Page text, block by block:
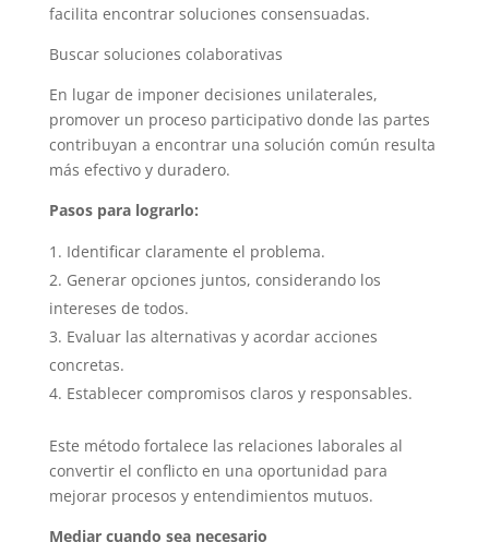
facilita encontrar soluciones consensuadas.
Buscar soluciones colaborativas
En lugar de imponer decisiones unilaterales,
promover un proceso participativo donde las partes
contribuyan a encontrar una solución común resulta
más efectivo y duradero.
Pasos para lograrlo:
Identificar claramente el problema.
Generar opciones juntos, considerando los
intereses de todos.
Evaluar las alternativas y acordar acciones
concretas.
Establecer compromisos claros y responsables.
Este método fortalece las relaciones laborales al
convertir el conflicto en una oportunidad para
mejorar procesos y entendimientos mutuos.
Mediar cuando sea necesario